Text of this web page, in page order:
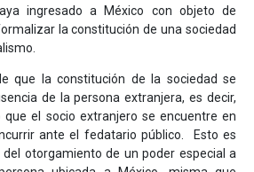
ingresado a México con objeto de
la constitución de una sociedad
que la constitución de la sociedad se
de la persona extranjera, es decir,
que el socio extranjero se encuentre en
ante el fedatario público. Esto es
otorgamiento de un poder especial a